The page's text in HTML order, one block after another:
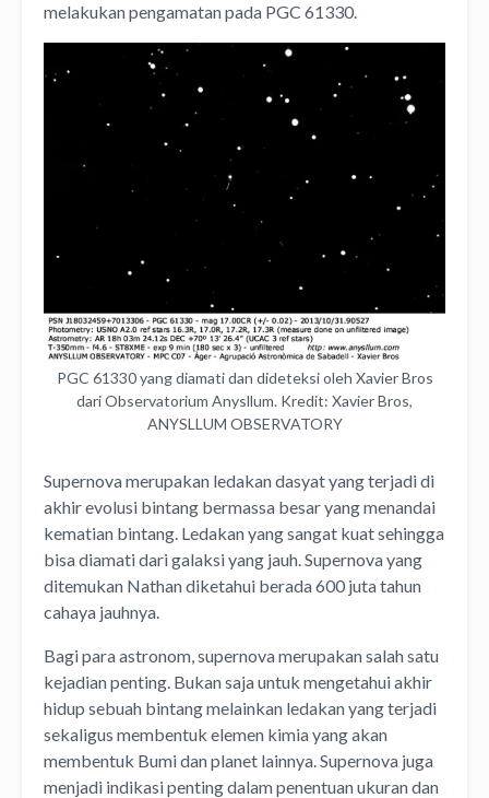
melakukan pengamatan pada PGC 61330.
PGC 61330 yang diamati dan dideteksi oleh Xavier Bros
dari Observatorium Anysllum. Kredit: Xavier Bros,
ANYSLLUM OBSERVATORY
Supernova merupakan ledakan dasyat yang terjadi di
akhir evolusi bintang bermassa besar yang menandai
kematian bintang. Ledakan yang sangat kuat sehingga
bisa diamati dari galaksi yang jauh. Supernova yang
ditemukan Nathan diketahui berada 600 juta tahun
cahaya jauhnya.
Bagi para astronom, supernova merupakan salah satu
kejadian penting. Bukan saja untuk mengetahui akhir
hidup sebuah bintang melainkan ledakan yang terjadi
sekaligus membentuk elemen kimia yang akan
membentuk Bumi dan planet lainnya. Supernova juga
menjadi indikasi penting dalam penentuan ukuran dan